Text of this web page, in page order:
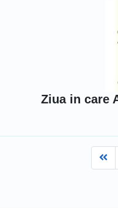
Ziua in care